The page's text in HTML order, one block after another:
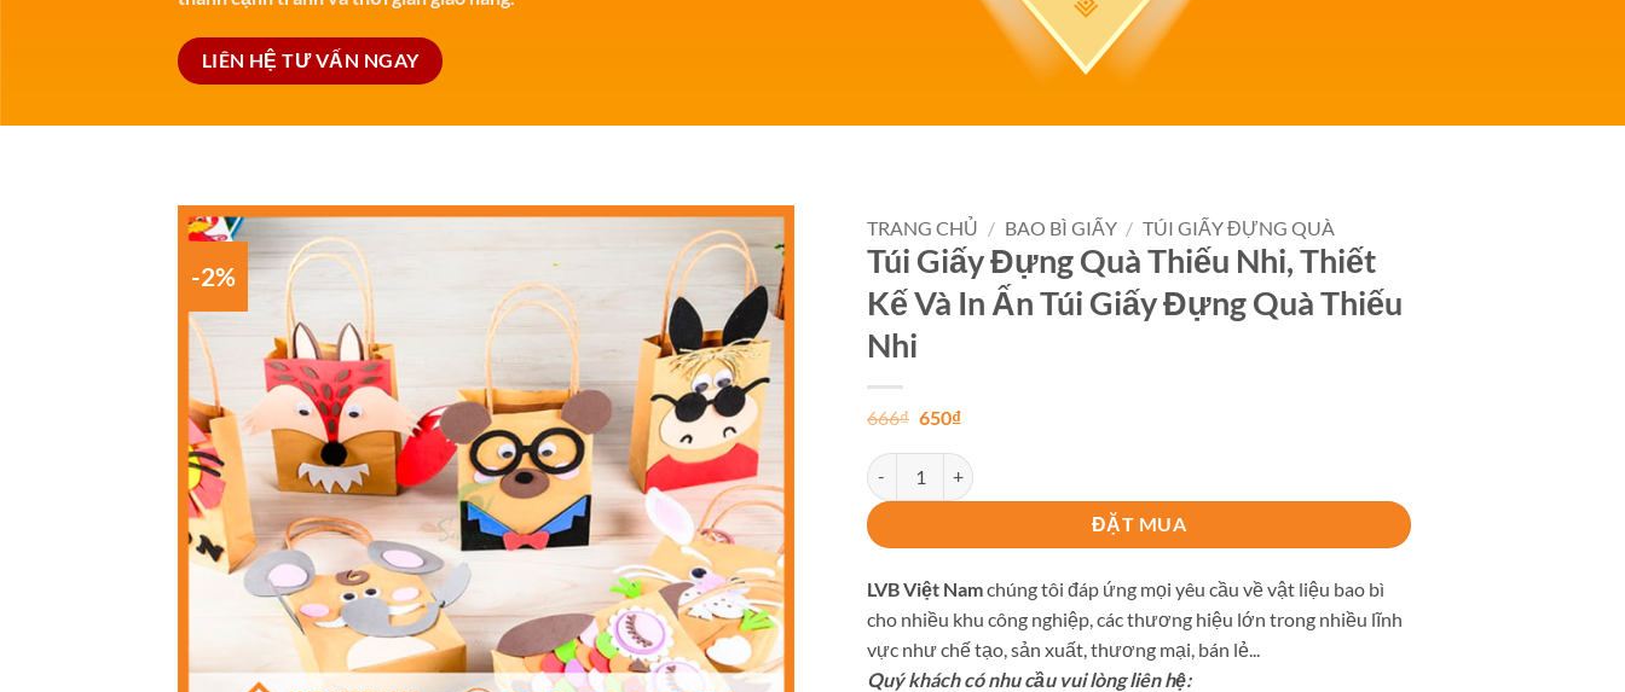
LIÊN HỆ TƯ VẤN NGAY
-2%
Add to
wishlist
TRANG CHỦ / BAO BÌ GIẤY / TÚI GIẤY ĐỰNG QUÀ
Túi Giấy Đựng Quà Thiếu Nhi, Thiết
Kế Và In Ấn Túi Giấy Đựng Quà Thiếu
Nhi
666₫ Giá
là:
666₫.
650₫Giá
tại
là:
650₫.
Túi Giấy Đựng Quà Thiếu Nhi, Thiết Kế Và In Ấn Túi Giấy Đựng Quà Thiếu Nhi số lượng
ĐẶT MUA
LVB Việt Namchúng tôi đáp ứng mọi yêu cầu về vật liệu bao bì
cho nhiều khu công nghiệp, các thương hiệu lớn trong nhiều lĩnh
vực như chế tạo, sản xuất, thương mại, bán lẻ...
Quý khách có nhu cầu vui lòng liên hệ: